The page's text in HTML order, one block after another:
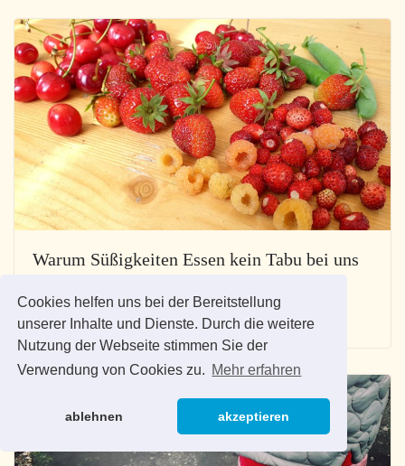
Cookies helfen uns bei der Bereitstellung
unserer Inhalte und Dienste. Durch die weitere
Nutzung der Webseite stimmen Sie der
Verwendung von Cookies zu. Mehr erfahren
ablehnen akzeptieren
Warum Süßigkeiten Essen kein Tabu bei uns